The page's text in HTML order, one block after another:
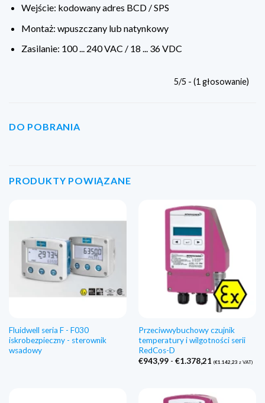
Wejście: kodowany adres BCD / SPS
Montaż: wpuszczany lub natynkowy
Zasilanie: 100 ... 240 VAC / 18 ... 36 VDC
5/5 - (1 głosowanie)
DO POBRANIA
PRODUKTY POWIĄZANE
Fluidwell seria F - F030
iskrobezpieczny - sterownik
wsadowy
Przeciwwybuchowy czujnik
temperatury i wilgotności serii
RedCos-D
€943,99 - €1.378,21Zakres
(€1.142,23 z VAT)